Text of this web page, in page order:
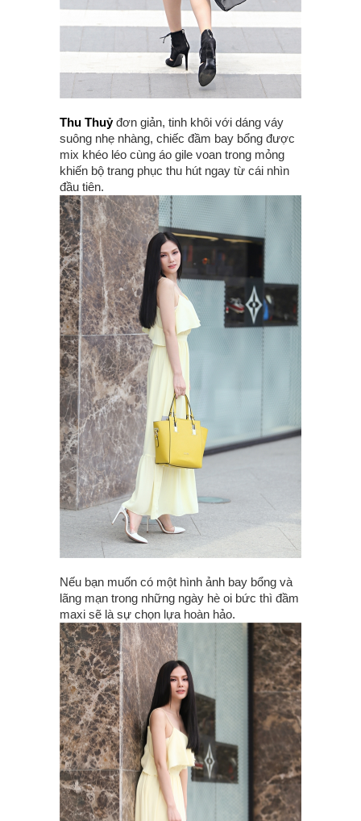
Thu Thuỷđơn giản, tinh khôi với dáng váy
suông nhẹ nhàng, chiếc đầm bay bổng được
mix khéo léo cùng áo gile voan trong mỏng
khiến bộ trang phục thu hút ngay từ cái nhìn
đầu tiên.
Nếu bạn muốn có một hình ảnh bay bổng và
lãng mạn trong những ngày hè oi bức thì đầm
maxi sẽ là sự chọn lựa hoàn hảo.